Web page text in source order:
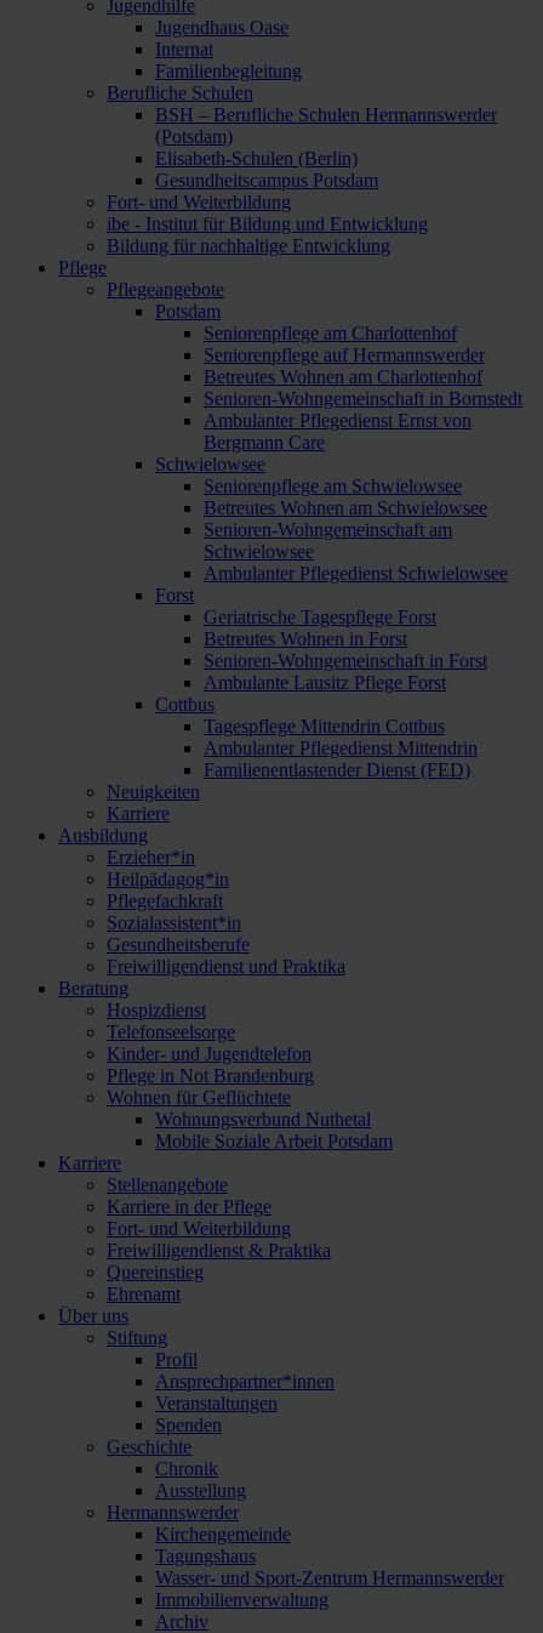
Jugendhilfe
Jugendhaus Oase
Internat
Familienbegleitung
Berufliche Schulen
BSH – Berufliche Schulen Hermannswerder
(Potsdam)
Elisabeth-Schulen (Berlin)
Gesundheitscampus Potsdam
Fort- und Weiterbildung
ibe - Institut für Bildung und Entwicklung
Bildung für nachhaltige Entwicklung
Pflege
Pflegeangebote
Potsdam
Seniorenpflege am Charlottenhof
Seniorenpflege auf Hermannswerder
Betreutes Wohnen am Charlottenhof
Senioren-Wohngemeinschaft in Bornstedt
Ambulanter Pflegedienst Ernst von
Bergmann Care
Schwielowsee
Seniorenpflege am Schwielowsee
Betreutes Wohnen am Schwielowsee
Senioren-Wohngemeinschaft am
Schwielowsee
Ambulanter Pflegedienst Schwielowsee
Forst
Geriatrische Tagespflege Forst
Betreutes Wohnen in Forst
Senioren-Wohngemeinschaft in Forst
Ambulante Lausitz Pflege Forst
Cottbus
Tagespflege Mittendrin Cottbus
Ambulanter Pflegedienst Mittendrin
Familienentlastender Dienst (FED)
Neuigkeiten
Karriere
Ausbildung
Erzieher*in
Heilpädagog*in
Pflegefachkraft
Sozialassistent*in
Gesundheitsberufe
Freiwilligendienst und Praktika
Beratung
Hospizdienst
Telefonseelsorge
Kinder- und Jugendtelefon
Pflege in Not Brandenburg
Wohnen für Geflüchtete
Wohnungsverbund Nuthetal
Mobile Soziale Arbeit Potsdam
Karriere
Stellenangebote
Karriere in der Pflege
Fort- und Weiterbildung
Freiwilligendienst & Praktika
Quereinstieg
Ehrenamt
Über uns
Stiftung
Profil
Ansprechpartner*innen
Veranstaltungen
Spenden
Geschichte
Chronik
Ausstellung
Hermannswerder
Kirchengemeinde
Tagungshaus
Wasser- und Sport-Zentrum Hermannswerder
Immobilienverwaltung
Archiv